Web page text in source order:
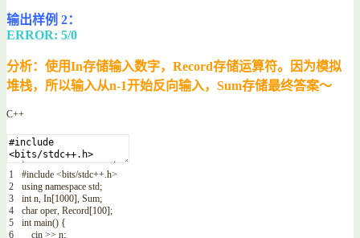
输出样例 2：
ERROR: 5/0
分析：使用In存储输入数字，Record存储运算符。因为模拟
堆栈，所以输入从n-1开始反向输入，Sum存储最终答案～
C++
1
2
3
4
5
6
#include <bits/stdc++.h>
using namespace std;
int n, In[1000], Sum;
char oper, Record[100];
int main() {
cin >> n;